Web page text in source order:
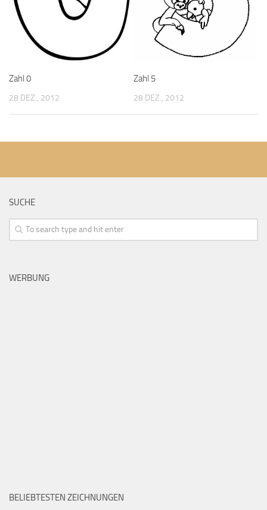
Zahl 0
28 DEZ., 2012
Zahl 5
28 DEZ., 2012
SUCHE
WERBUNG
BELIEBTESTEN ZEICHNUNGEN